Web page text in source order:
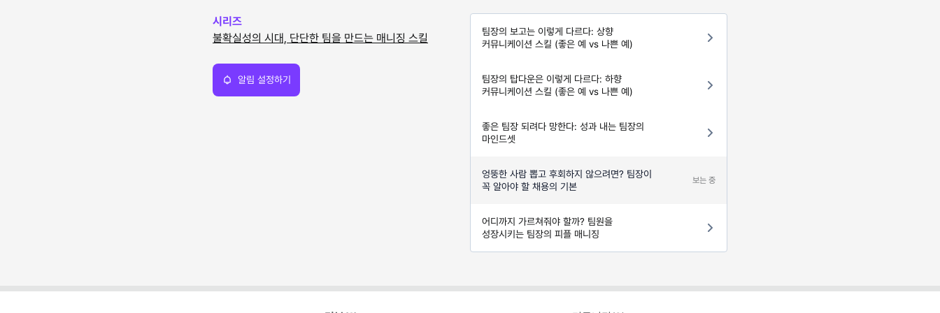
시리즈
불확실성의 시대, 단단한 팀을 만드는 매니징 스킬
알림 설정하기
팀장의 보고는 이렇게 다르다: 상향
커뮤니케이션 스킬 (좋은 예 vs 나쁜 예)
팀장의 탑다운은 이렇게 다르다: 하향
커뮤니케이션 스킬 (좋은 예 vs 나쁜 예)
좋은 팀장 되려다 망한다: 성과 내는 팀장의
마인드셋
엉뚱한 사람 뽑고 후회하지 않으려면? 팀장이
꼭 알아야 할 채용의 기본
보는 중
어디까지 가르쳐줘야 할까? 팀원을
성장시키는 팀장의 피플 매니징